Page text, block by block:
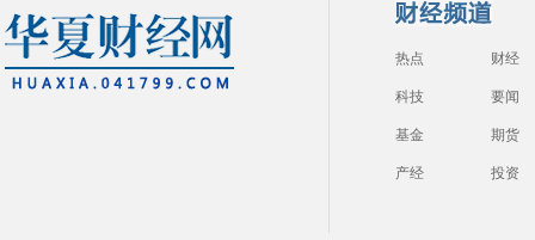
热点 财经
科技 要闻
基金 期货
产经 投资